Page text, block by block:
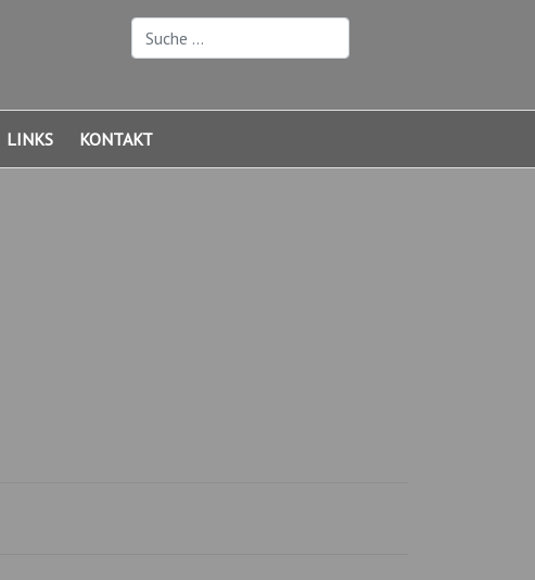
Suchen
LINKS KONTAKT